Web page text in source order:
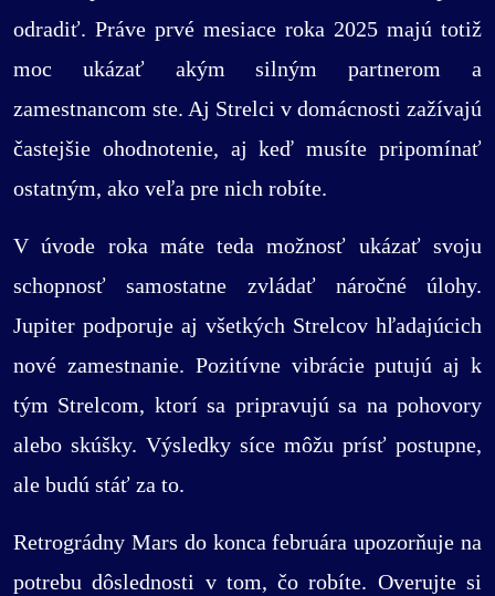
odradiť. Práve prvé mesiace roka 2025 majú totiž
moc ukázať akým silným partnerom a
zamestnancom ste. Aj Strelci v domácnosti zažívajú
častejšie ohodnotenie, aj keď musíte pripomínať
ostatným, ako veľa pre nich robíte.
V úvode roka máte teda možnosť ukázať svoju
schopnosť samostatne zvládať náročné úlohy.
Jupiter podporuje aj všetkých Strelcov hľadajúcich
nové zamestnanie. Pozitívne vibrácie putujú aj k
tým Strelcom, ktorí sa pripravujú sa na pohovory
alebo skúšky. Výsledky síce môžu prísť postupne,
ale budú stáť za to.
Retrográdny Mars do konca februára upozorňuje na
potrebu dôslednosti v tom, čo robíte. Overujte si